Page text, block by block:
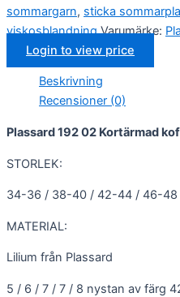
sommargarn, sticka
viskosblandning Varumärke:
Login to view price
Beskrivning
Recensioner (0)
Plassard 192 02 Kortärmad
STORLEK:
34-36 / 38-40 / 42-44 / 46-
MATERIAL:
Lilium från Plassard
5 / 6 / 7 / 7 / 8 nystan av färg